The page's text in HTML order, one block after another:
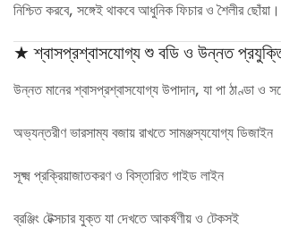
নিশ্চিত করবে, সঙ্গেই থাকবে আধুনিক ফিচার ও শৈলীর ছোঁয়া।
★ শ্বাসপ্রশ্বাসযোগ্য শু বডি ও উন্নত
উন্নত মানের শ্বাসপ্রশ্বাসযোগ্য উপাদান, যা পা ঠাণ্ডা ও
অভ্যন্তরীণ ভারসাম্য বজায় রাখতে সামঞ্জস্যযোগ্য ডিজাইন
সূক্ষ্ম প্রক্রিয়াজাতকরণ ও বিস্তারিত গাইড লাইন
ব্রঞ্জিং টেক্সচার যুক্ত যা দেখতে আকর্ষণীয় ও টেকসই